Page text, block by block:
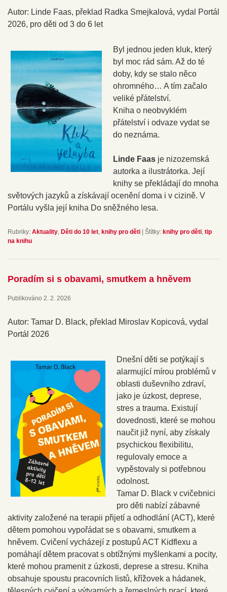
Autor: Linde Faas, překlad Radka Smejkalová, vydal Portál
2026, pro děti od 3 do 6 let
Byl jednou jeden kluk, který
byl moc rád sám. Až do té
doby, kdy se stalo něco
ohromného… A tím začalo
veliké přátelství.
Kniha o neobvyklém
přátelství i odvaze vydat se
do neznáma.
Linde Faas je nizozemská
autorka a ilustrátorka. Její
knihy se překládají do mnoha
světových jazyků a získávají ocenění doma i v cizině. V
Portálu vyšla její kniha Do sněžného lesa.
Rubriky: Aktuality Děti do 10 let knihy pro děti | Štítky: knihy pro děti tip
na knihu
Poradím si s obavami, smutkem a hněvem
Publikováno 2. 2. 2026
Autor: Tamar D. Black, překlad Miroslav Kopicová, vydal
Portál 2026
Dnešní děti se potýkají s
alarmující mírou problémů v
oblasti duševního zdraví,
jako je úzkost, deprese,
stres a trauma. Existují
dovednosti, které se mohou
naučit již nyní, aby získaly
psychickou flexibilitu,
regulovaly emoce a
vypěstovaly si potřebnou
odolnost.
Tamar D. Black v cvičebnici
pro děti nabízí zábavné
aktivity založené na terapii přijetí a odhodlání (ACT), které
dětem pomohou vypořádat se s obavami, smutkem a
hněvem. Cvičení vycházejí z postupů ACT Kidflexu a
pomáhají dětem pracovat s obtížnými myšlenkami a pocity,
které mohou pramenit z úzkosti, deprese a stresu. Kniha
obsahuje spoustu pracovních listů, křížovek a hádanek,